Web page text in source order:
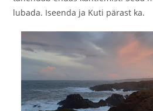
lubada. Iseenda ja Kuti pärast ka.